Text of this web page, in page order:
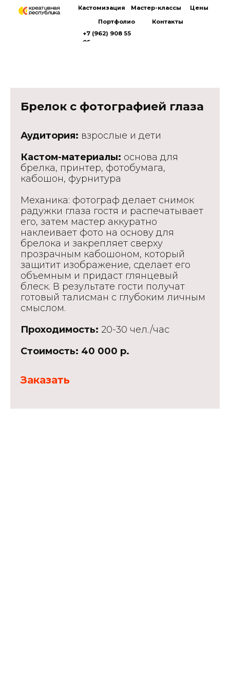
Кастомизация Цены
Брелок с фотографией глаза
Аудитория: взрослые и дети
Кастом-материалы: основа для
брелка, принтер, фотобумага,
кабошон, фурнитура
Механика: фотограф делает снимок
радужки глаза гостя и распечатывает
его, затем мастер аккуратно
наклеивает фото на основу для
брелока и закрепляет сверху
прозрачным кабошоном, который
защитит изображение, сделает его
объемным и придаст глянцевый
блеск. В результате гости получат
готовый талисман с глубоким личным
смыслом.
Проходимость: 20-30 чел./час
Стоимость: 40 000 р.
Заказать